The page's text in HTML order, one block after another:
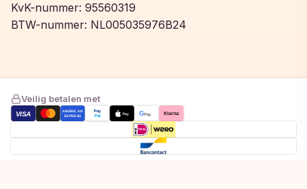
KvK-nummer: 95560319
BTW-nummer: NL005035976B24
Veilig betalen met
VISA
AMERICAN
EXPRESS
Pay
Pal Pay GPay Klarna